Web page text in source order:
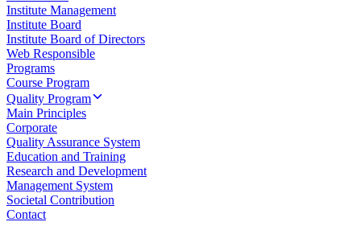
Institute Management
Institute Board
Institute Board of Directors
Web Responsible
Programs
Course Program
Quality Program
Main Principles
Corporate
Quality Assurance System
Education and Training
Research and Development
Management System
Societal Contribution
Contact